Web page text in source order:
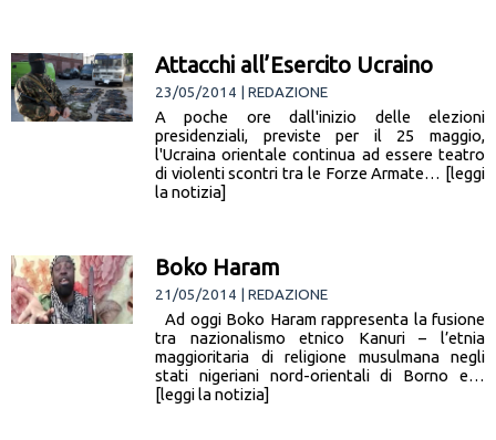
Attacchi all’Esercito Ucraino
23/05/2014 | REDAZIONE
A poche ore dall'inizio delle elezioni
presidenziali, previste per il 25 maggio,
l'Ucraina orientale continua ad essere teatro
di violenti scontri tra le Forze Armate… [leggi
la notizia]
Boko Haram
21/05/2014 | REDAZIONE
Ad oggi Boko Haram rappresenta la fusione
tra nazionalismo etnico Kanuri – l’etnia
maggioritaria di religione musulmana negli
stati nigeriani nord-orientali di Borno e…
[leggi la notizia]